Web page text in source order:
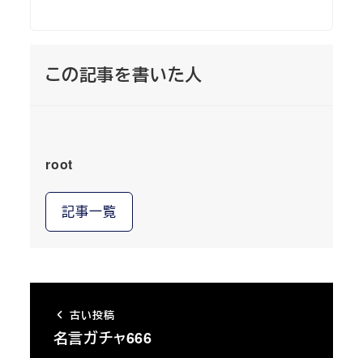
この記事を書いた人
root
記事一覧
古い投稿
名言ガチャ666